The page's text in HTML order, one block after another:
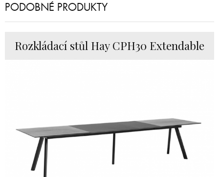
PODOBNÉ PRODUKTY
Rozkládací stůl Hay CPH30 Extendable